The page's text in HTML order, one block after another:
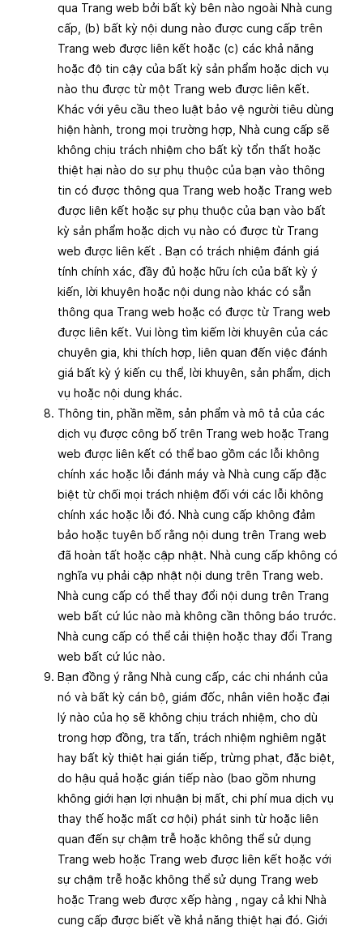
qua Trang web bởi bất kỳ bên nào ngoài Nhà cung
cấp, (b) bất kỳ nội dung nào được cung cấp trên
Trang web được liên kết hoặc (c) các khả năng
hoặc độ tin cậy của bất kỳ sản phẩm hoặc dịch vụ
nào thu được từ một Trang web được liên kết.
Khác với yêu cầu theo luật bảo vệ người tiêu dùng
hiện hành, trong mọi trường hợp, Nhà cung cấp sẽ
không chịu trách nhiệm cho bất kỳ tổn thất hoặc
thiệt hại nào do sự phụ thuộc của bạn vào thông
tin có được thông qua Trang web hoặc Trang web
được liên kết hoặc sự phụ thuộc của bạn vào bất
kỳ sản phẩm hoặc dịch vụ nào có được từ Trang
web được liên kết . Bạn có trách nhiệm đánh giá
tính chính xác, đầy đủ hoặc hữu ích của bất kỳ ý
kiến, lời khuyên hoặc nội dung nào khác có sẵn
thông qua Trang web hoặc có được từ Trang web
được liên kết. Vui lòng tìm kiếm lời khuyên của các
chuyên gia, khi thích hợp, liên quan đến việc đánh
giá bất kỳ ý kiến cụ thể, lời khuyên, sản phẩm, dịch
vụ hoặc nội dung khác.
Thông tin, phần mềm, sản phẩm và mô tả của các
dịch vụ được công bố trên Trang web hoặc Trang
web được liên kết có thể bao gồm các lỗi không
chính xác hoặc lỗi đánh máy và Nhà cung cấp đặc
biệt từ chối mọi trách nhiệm đối với các lỗi không
chính xác hoặc lỗi đó. Nhà cung cấp không đảm
bảo hoặc tuyên bố rằng nội dung trên Trang web
đã hoàn tất hoặc cập nhật. Nhà cung cấp không có
nghĩa vụ phải cập nhật nội dung trên Trang web.
Nhà cung cấp có thể thay đổi nội dung trên Trang
web bất cứ lúc nào mà không cần thông báo trước.
Nhà cung cấp có thể cải thiện hoặc thay đổi Trang
web bất cứ lúc nào.
Bạn đồng ý rằng Nhà cung cấp, các chi nhánh của
nó và bất kỳ cán bộ, giám đốc, nhân viên hoặc đại
lý nào của họ sẽ không chịu trách nhiệm, cho dù
trong hợp đồng, tra tấn, trách nhiệm nghiêm ngặt
hay bất kỳ thiệt hại gián tiếp, trừng phạt, đặc biệt,
do hậu quả hoặc gián tiếp nào (bao gồm nhưng
không giới hạn lợi nhuận bị mất, chi phí mua dịch vụ
thay thế hoặc mất cơ hội) phát sinh từ hoặc liên
quan đến sự chậm trễ hoặc không thể sử dụng
Trang web hoặc Trang web được liên kết hoặc với
sự chậm trễ hoặc không thể sử dụng Trang web
hoặc Trang web được xếp hàng , ngay cả khi Nhà
cung cấp được biết về khả năng thiệt hại đó. Giới